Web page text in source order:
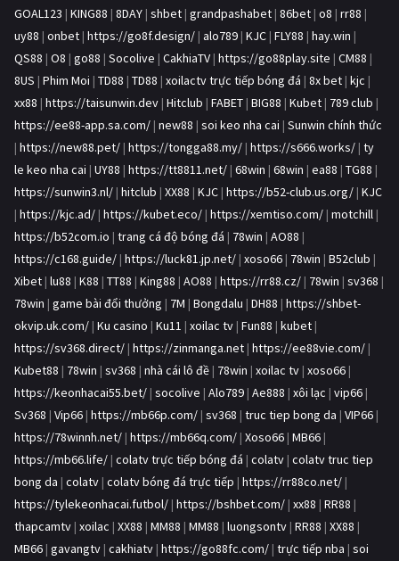
GOAL123 | KING88 | 8DAY | shbet | grandpashabet | 86bet | o8 | rr88 |
uy88 | onbet | https://go8f.design/ | alo789 | KJC | FLY88 | hay.win |
QS88 | O8 | go88 | Socolive | CakhiaTV | https://go88play.site | CM88 |
8US | Phim Moi | TD88 | TD88 | xoilactv trực tiếp bóng đá | 8x bet | kjc |
xx88 | https://taisunwin.dev | Hitclub | FABET | BIG88 | Kubet | 789 club |
https://ee88-app.sa.com/ | new88 | soi keo nha cai | Sunwin chính thức
| https://new88.pet/ | https://tongga88.my/ | https://s666.works/ | ty
le keo nha cai | UY88 | https://tt8811.net/ | 68win | 68win | ea88 | TG88 |
https://sunwin3.nl/ | hitclub | XX88 | KJC | https://b52-club.us.org/ | KJC
| https://kjc.ad/ | https://kubet.eco/ | https://xemtiso.com/ | motchill |
https://b52com.io | trang cá độ bóng đá | 78win | AO88 |
https://c168.guide/ | https://luck81.jp.net/ | xoso66 | 78win | B52club |
Xibet | lu88 | K88 | TT88 | King88 | AO88 | https://rr88.cz/ | 78win | sv368 |
78win | game bài đổi thưởng | 7M | Bongdalu | DH88 | https://shbet-
okvip.uk.com/ | Ku casino | Ku11 | xoilac tv | Fun88 | kubet |
https://sv368.direct/ | https://zinmanga.net | https://ee88vie.com/ |
Kubet88 | 78win | sv368 | nhà cái lô đề | 78win | xoilac tv | xoso66 |
https://keonhacai55.bet/ | socolive | Alo789 | Ae888 | xôi lạc | vip66 |
Sv368 | Vip66 | https://mb66p.com/ | sv368 | truc tiep bong da | VIP66 |
https://78winnh.net/ | https://mb66q.com/ | Xoso66 | MB66 |
https://mb66.life/ | colatv trực tiếp bóng đá | colatv | colatv truc tiep
bong da | colatv | colatv bóng đá trực tiếp | https://rr88co.net/ |
https://tylekeonhacai.futbol/ | https://bshbet.com/ | xx88 | RR88 |
thapcamtv | xoilac | XX88 | MM88 | MM88 | luongsontv | RR88 | XX88 |
MB66 | gavangtv | cakhiatv | https://go88fc.com/ | trực tiếp nba | soi